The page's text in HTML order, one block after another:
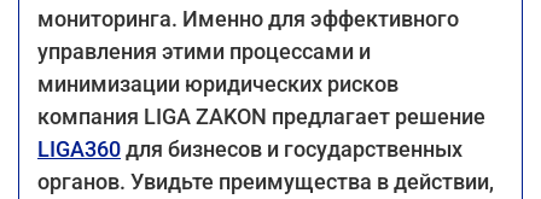
мониторинга. Именно для эффективного
управления этими процессами и
минимизации юридических рисков
компания LIGA ZAKON предлагает решение
LIGA360для бизнесов и государственных
органов. Увидьте преимущества в действии,